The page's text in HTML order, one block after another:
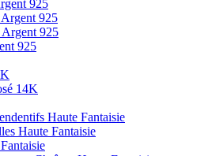
925
925
Argent 925
925
14K
Haute Fantaisie
Haute Fantaisie